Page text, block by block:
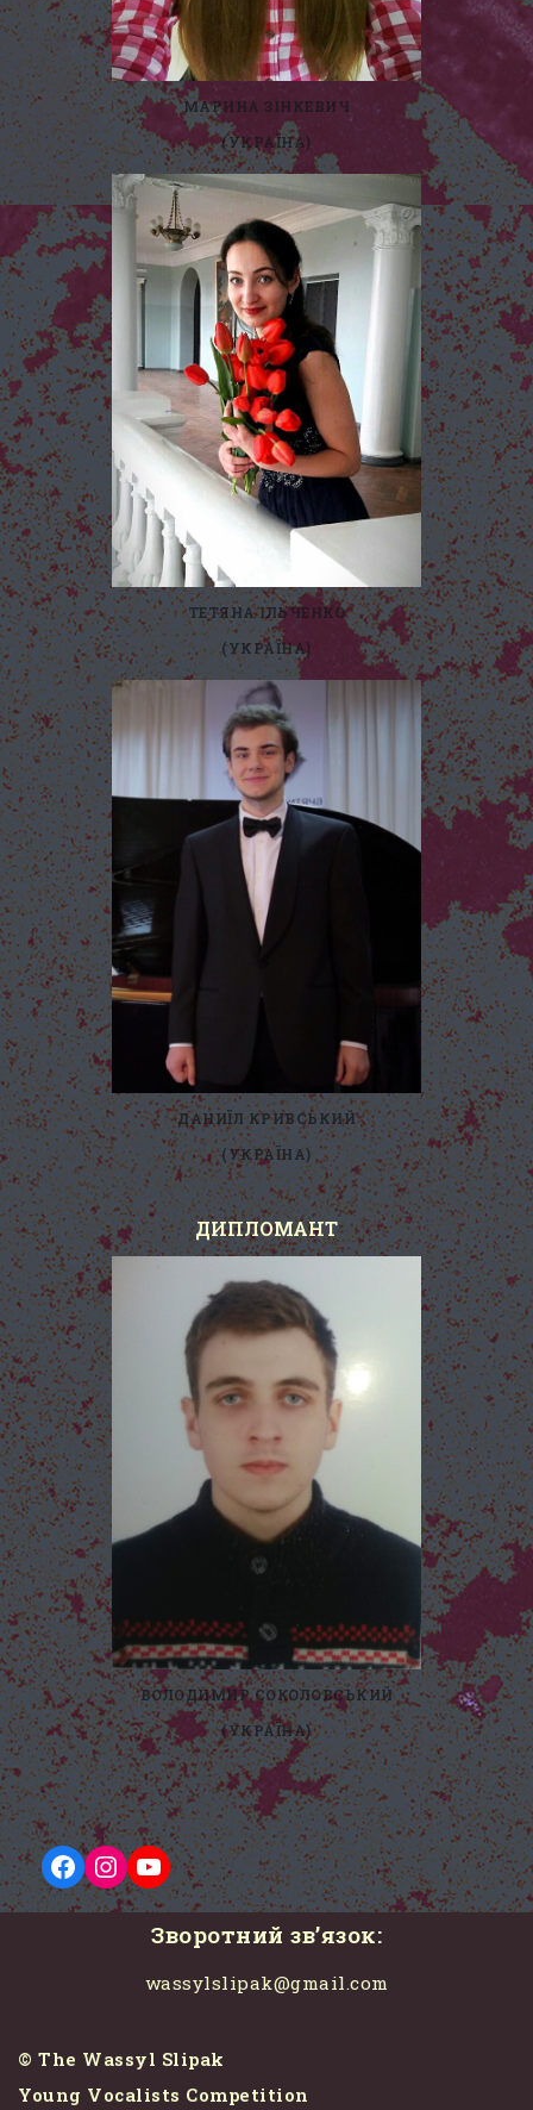
МАРИНА ЗІНКЕВИЧ
(УКРАЇНА)
ТЕТЯНА ІЛЬЧЕНКО
(УКРАЇНА)
ДАНИЇЛ КРИВСЬКИЙ
(УКРАЇНА)
ДИПЛОМАНТ
ВОЛОДИМИР СОКОЛОВСЬКИЙ
(УКРАЇНА)
Зворотний зв’язок:
wassylslipak@gmail.com
© The Wassyl Slipak
Young Vocalists Competition